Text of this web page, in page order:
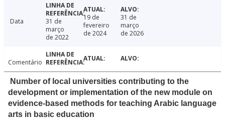
Data
31 de
março
de 2022
19 de
fevereiro
de 2024
31 de
março
de 2026
Comentário
Number of local universities contributing to the
development or implementation of the new module on
evidence-based methods for teaching Arabic language
arts in basic education